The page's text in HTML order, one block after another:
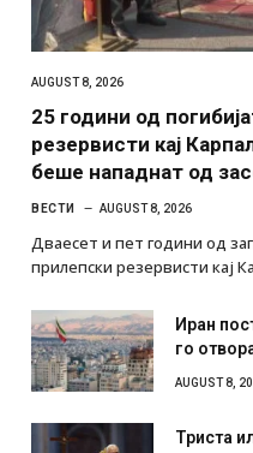
AUGUST 8, 2026
25 години од
резервисти кај
беше нападнат од
ВЕСТИ AUGUST 8, 2026
Дваесет и пет години од
прилепски резервисти кај
Иран
го
AUGUST 8,
Триста